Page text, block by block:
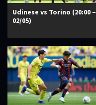
Udinese vs Torino (20:00 –
02/05)